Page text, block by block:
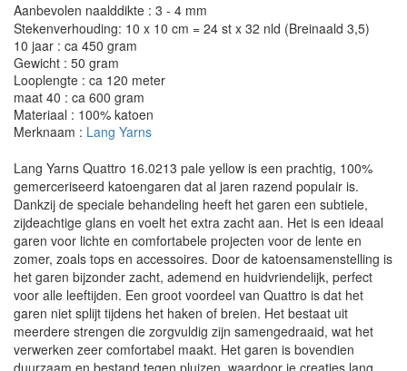
Aanbevolen naalddikte : 3 - 4 mm
Stekenverhouding: 10 x 10 cm = 24 st x 32 nld (Breinaald 3,5)
10 jaar : ca 450 gram
Gewicht : 50 gram
Looplengte : ca 120 meter
maat 40 : ca 600 gram
Materiaal : 100% katoen
Merknaam : Lang Yarns
Lang Yarns Quattro 16.0213 pale yellow is een prachtig, 100%
gemerceriseerd katoengaren dat al jaren razend populair is.
Dankzij de speciale behandeling heeft het garen een subtiele,
zijdeachtige glans en voelt het extra zacht aan. Het is een ideaal
garen voor lichte en comfortabele projecten voor de lente en
zomer, zoals tops en accessoires. Door de katoensamenstelling is
het garen bijzonder zacht, ademend en huidvriendelijk, perfect
voor alle leeftijden. Een groot voordeel van Quattro is dat het
garen niet splijt tijdens het haken of breien. Het bestaat uit
meerdere strengen die zorgvuldig zijn samengedraaid, wat het
verwerken zeer comfortabel maakt. Het garen is bovendien